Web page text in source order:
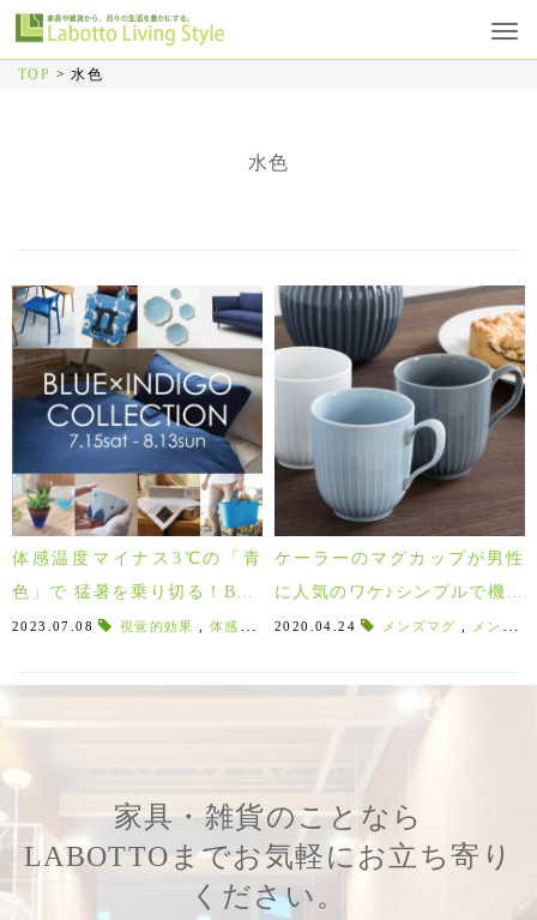
TOP >水色
水色
体感温度マイナス3℃の「青
色」で 猛暑を乗り切る！BLU
E×INDIGO アイテム特集！全
2023.07.08 視覚的効果 ,体感温度 ,体感温度マイナス3 ,猛暑を乗り切る
ケーラーのマグカップが男性
に人気のワケ♪シンプルで機能
的なハンマースホイマグ♪
2020.04.24 メンズマグ メンズ向き
家具・雑貨のことなら
LABOTTOまでお気軽にお立ち寄り
ください。